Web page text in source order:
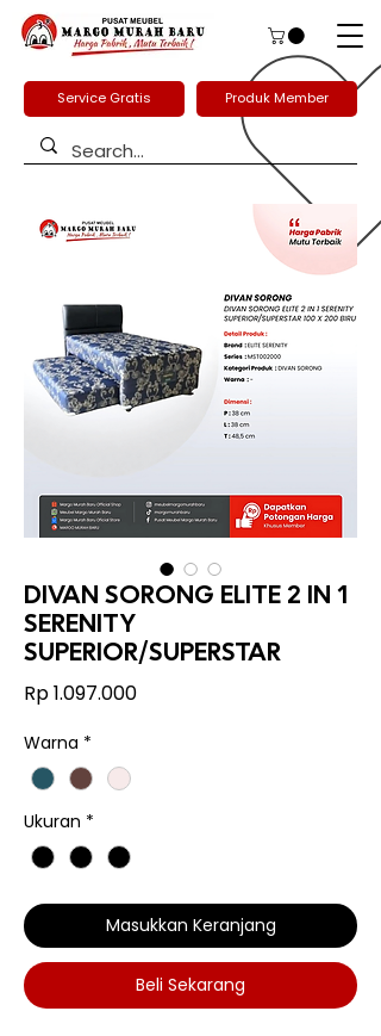
Service Gratis Produk Member
DIVAN SORONG ELITE 2 IN 1
SERENITY
SUPERIOR/SUPERSTAR
Rp 1.097.000Harga
Warna *
Ukuran *
Masukkan Keranjang
Beli Sekarang